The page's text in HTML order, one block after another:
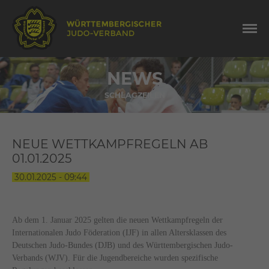
NEWS
SCHLAGZEILEN
NEUE WETTKAMPFREGELN AB
01.01.2025
30.01.2025 - 09:44
Ab dem 1. Januar 2025 gelten die neuen Wettkampfregeln der
Internationalen Judo Föderation (IJF) in allen Altersklassen des
Deutschen Judo-Bundes (DJB) und des Württembergischen Judo-
Verbands (WJV). Für die Jugendbereiche wurden spezifische